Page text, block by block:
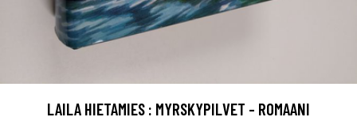
LAILA HIETAMIES : MYRSKYPILVET - ROMAANI